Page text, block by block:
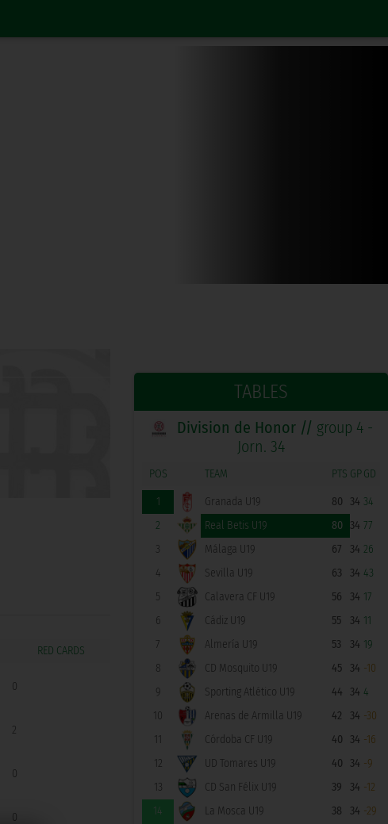
TABLES
Division de Honor // group 4 -
Jorn. 34
POS TEAM PTS GPGD
1 Granada U19 80 34 34
2
Real Betis U19 80 34 77
3
Málaga U19 67 34 26
4
Sevilla U19 63 34 43
5
Calavera CF U19 56 34 17
6
Cádiz U19 55 34 11
7
Almería U19 53 34 19
8
CD Mosquito U19 45 34 -10
9
Sporting Atlético U19 44 34 4
10
Arenas de Armilla U19 42 34 -30
11
Córdoba CF U19 40 34 -16
12
UD Tomares U19 40 34 -9
13
CD San Félix U19 39 34 -12
14
La Mosca U19 38 34 -29
0
2
0
0